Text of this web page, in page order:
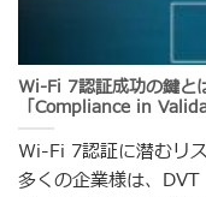
Wi-Fi 7認証成功の鍵と
「Compliance in
Wi-Fi 7認証に潜むリ
多くの企業様は、